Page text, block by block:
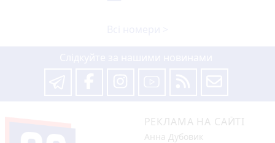
РЕКЛАМА НА САЙТІ
Анна Дубовик